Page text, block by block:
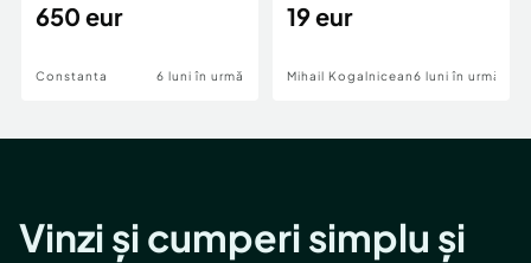
D24 si D25
650 eur
Constanta 6 luni în urmă
deschidere 71 ml la
19 eur
Mihail Kogalniceanu6 luni în urmă
Vinzi și cumperi simplu și